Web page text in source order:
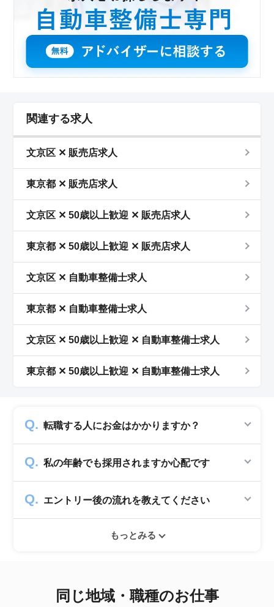
関連する求人
文京区 ✕ 販売店求人
東京都 ✕ 販売店求人
文京区 ✕ 50歳以上歓迎 ✕ 販売店求人
東京都 ✕ 50歳以上歓迎 ✕ 販売店求人
文京区 ✕ 自動車整備士求人
東京都 ✕ 自動車整備士求人
文京区 ✕ 50歳以上歓迎 ✕ 自動車整備士求人
東京都 ✕ 50歳以上歓迎 ✕ 自動車整備士求人
転職する人にお金はかかりますか？
していますので、転職希望者の方からは費用は
一切発生致しません。
私の年齢でも採用されますか心配です
業のみ掲載をしています。60代・70代以上の
就職実績も多数ありますので年齢に気負いせず
ぜひ紹介依頼へ進んでください。
エントリー後の流れを教えてください
ーとヒアリングのお時間を頂きます。その後希
もっとみる
同じ地域・職種のお仕事